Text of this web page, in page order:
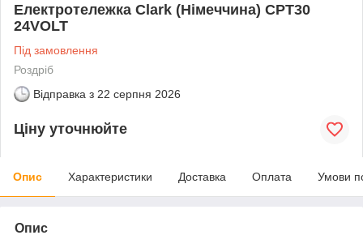
Електротележка Clark (Німеччина) CPT30
24VOLT
Під замовлення
Роздріб
Відправка з 22 серпня 2026
Ціну уточнюйте
Опис Характеристики Доставка Оплата Умови
Опис